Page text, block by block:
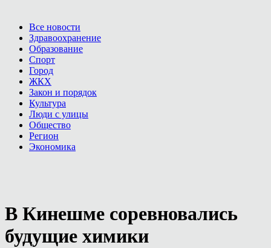
Все новости
Здравоохранение
Образование
Спорт
Город
ЖКХ
Закон и порядок
Культура
Люди с улицы
Общество
Регион
Экономика
В Кинешме соревновались
будущие химики